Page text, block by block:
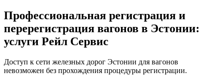
Профессиональная регистрация и
перерегистрация вагонов в Эстонии:
услуги Рейл Сервис
Доступ к сети железных дорог Эстонии для вагонов
невозможен без прохождения процедуры регистрации.